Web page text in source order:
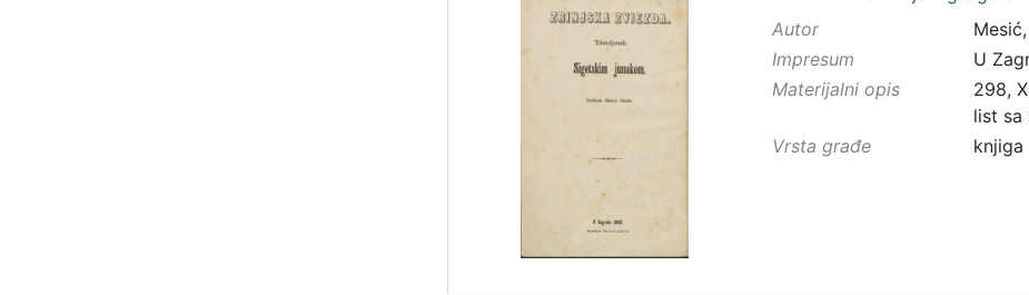
Autor
Impresum
U
Materijalni opis
298,
list sa
Vrsta građe
knjiga